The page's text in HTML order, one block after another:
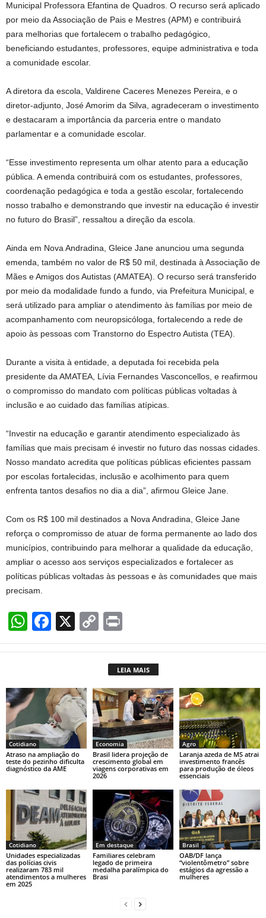
Municipal Professora Efantina de Quadros. O recurso será aplicado
por meio da Associação de Pais e Mestres (APM) e contribuirá
para melhorias que fortalecem o trabalho pedagógico,
beneficiando estudantes, professores, equipe administrativa e toda
a comunidade escolar.
A diretora da escola, Valdirene Caceres Menezes Pereira, e o
diretor-adjunto, José Amorim da Silva, agradeceram o investimento
e destacaram a importância da parceria entre o mandato
parlamentar e a comunidade escolar.
“Esse investimento representa um olhar atento para a educação
pública. A emenda contribuirá com os estudantes, professores,
coordenação pedagógica e toda a gestão escolar, fortalecendo
nosso trabalho e demonstrando que investir na educação é investir
no futuro do Brasil”, ressaltou a direção da escola.
Ainda em Nova Andradina, Gleice Jane anunciou uma segunda
emenda, também no valor de R$ 50 mil, destinada à Associação de
Mães e Amigos dos Autistas (AMATEA). O recurso será transferido
por meio da modalidade fundo a fundo, via Prefeitura Municipal, e
será utilizado para ampliar o atendimento às famílias por meio de
acompanhamento com neuropsicóloga, fortalecendo a rede de
apoio às pessoas com Transtorno do Espectro Autista (TEA).
Durante a visita à entidade, a deputada foi recebida pela
presidente da AMATEA, Lívia Fernandes Vasconcellos, e reafirmou
o compromisso do mandato com políticas públicas voltadas à
inclusão e ao cuidado das famílias atípicas.
“Investir na educação e garantir atendimento especializado às
famílias que mais precisam é investir no futuro das nossas cidades.
Nosso mandato acredita que políticas públicas eficientes passam
por escolas fortalecidas, inclusão e acolhimento para quem
enfrenta tantos desafios no dia a dia”, afirmou Gleice Jane.
Com os R$ 100 mil destinados a Nova Andradina, Gleice Jane
reforça o compromisso de atuar de forma permanente ao lado dos
municípios, contribuindo para melhorar a qualidade da educação,
ampliar o acesso aos serviços especializados e fortalecer as
políticas públicas voltadas às pessoas e às comunidades que mais
precisam.
W
h
at
A
p
F
a
c
b
o
o
k
X
C
o
p
Li
n
k
in
t
LEIA MAIS
Cotidiano
Atraso na ampliação do
teste do pezinho dificulta
diagnóstico da AME
Economia
Brasil lidera projeção de
crescimento global em
viagens corporativas em
2026
Agro
Laranja azeda de MS atrai
investimento francês
para produção de óleos
essenciais
Cotidiano
Unidades especializadas
das polícias civis
realizaram 783 mil
atendimentos a mulheres
em 2025
Em destaque
Familiares celebram
legado de primeira
medalha paralímpica do
Brasi
Brasil
OAB/DF lança
“violentômetro” sobre
estágios da agressão a
mulheres